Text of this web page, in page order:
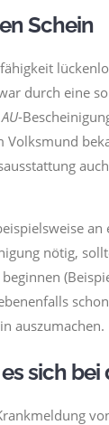
Schein
durch eine
AU-
Volksmund
an
nötig,
auszumachen.
sich bei